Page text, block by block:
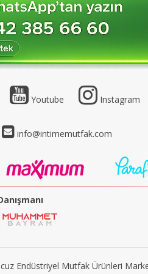
Youtube Instagram
info@intimemutfak.com
Endüstriyel Mutfak Ürünleri